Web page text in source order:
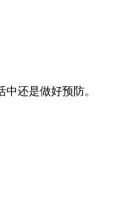
还是做好预防。